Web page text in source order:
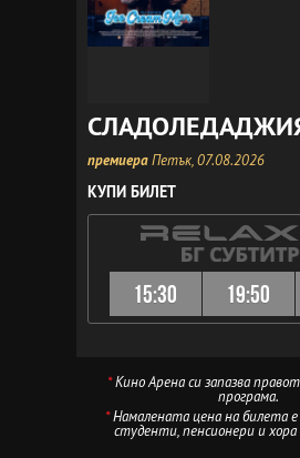
премиераПетък, 07.08.2026
КУПИ БИЛЕТ
15:30 19:50
*Кино Арена си запазва
програма.
*Намалената цена на билета е
студенти, пенсионери и хора